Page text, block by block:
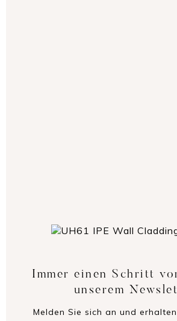
Immer einen Schritt
unserem
Melden Sie sich an und